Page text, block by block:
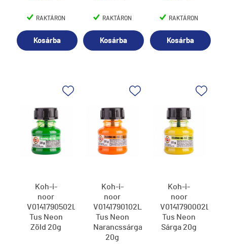
RAKTÁRON
Kosárba
RAKTÁRON
Kosárba
RAKTÁRON
Kosárba
Koh-i-
noor
V0141790502LP
Tus Neon
Zöld 20g
Koh-i-
noor
V0141790102LP
Tus Neon
Narancssárga
20g
Koh-i-
noor
V0141790002LP
Tus Neon
Sárga 20g